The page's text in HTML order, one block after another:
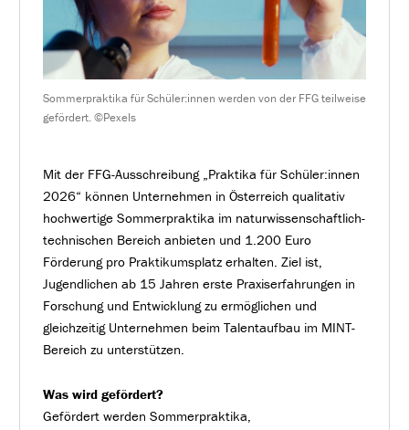
Sommerpraktika für Schüler:innen werden von der FFG teilweise
gefördert. ©Pexels
Mit der FFG-Ausschreibung „Praktika für Schüler:innen
2026“ können Unternehmen in Österreich qualitativ
hochwertige Sommerpraktika im naturwissenschaftlich-
technischen Bereich anbieten und 1.200 Euro
Förderung pro Praktikumsplatz erhalten. Ziel ist,
Jugendlichen ab 15 Jahren erste Praxiserfahrungen in
Forschung und Entwicklung zu ermöglichen und
gleichzeitig Unternehmen beim Talentaufbau im MINT-
Bereich zu unterstützen.
Was wird gefördert?
Gefördert werden Sommerpraktika,